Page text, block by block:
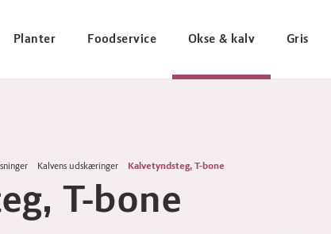
Planter Foodservice Okse & kalv Gris
Kalvens udskæringer Kalvetyndsteg, T-bone
T-bone